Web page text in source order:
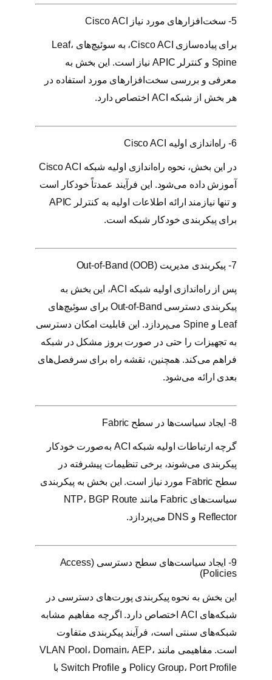
5- سخت‌افزارهای مورد نیاز Cisco ACI
برای پیاده‌سازی Cisco ACI، به سوئیچ‌های Leaf،
Spine و کنترلر APIC نیاز است. این بخش به
معرفی و بررسی سخت‌افزارهای مورد استفاده در
هر بخش از شبکه ACI اختصاص دارد.
6- راه‌اندازی اولیه Cisco ACI
در این بخش، نحوه راه‌اندازی اولیه شبکه Cisco ACI
آموزش داده می‌شود. این فرآیند عمدتاً خودکار است
و تنها نیازمند ارائه اطلاعات اولیه به کنترلر APIC
برای پیکربندی خودکار شبکه است.
7- پیکربندی مدیریت Out-of-Band (OOB)
پس از راه‌اندازی اولیه شبکه ACI، این بخش به
پیکربندی دسترسی Out-of-Band برای سوئیچ‌های
Leaf و Spine می‌پردازد. این قابلیت امکان دسترسی
به تجهیزات را حتی در صورت بروز مشکل در شبکه
فراهم می‌کند. همچنین، نقشه راه برای سرفصل‌های
بعدی ارائه می‌شود.
8- ایجاد سیاست‌ها در سطح Fabric
گرچه ارتباطات اولیه شبکه ACI به‌صورت خودکار
پیکربندی می‌شوند، برخی تنظیمات پیشرفته در
سطح Fabric مورد نیاز است. این بخش به پیکربندی
سیاست‌های Fabric مانند NTP، BGP Route
Reflector و DNS می‌پردازد.
9- ایجاد سیاست‌های سطح دسترسی (Access
Policies)
این بخش به نحوه پیکربندی پورت‌های دسترسی در
شبکه‌های ACI اختصاص دارد. اگرچه مفاهیم مشابه
شبکه‌های سنتی است، فرآیند پیکربندی متفاوت
است. مفاهیمی مانند VLAN Pool، Domain، AEP،
Policy Group، Port Profile و Switch Profile با